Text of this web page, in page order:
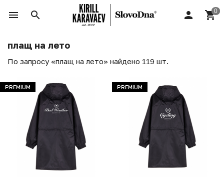
плащ на лето
По запросу «плащ на лето» найдено 119 шт.
PREMIUM PREMIUM